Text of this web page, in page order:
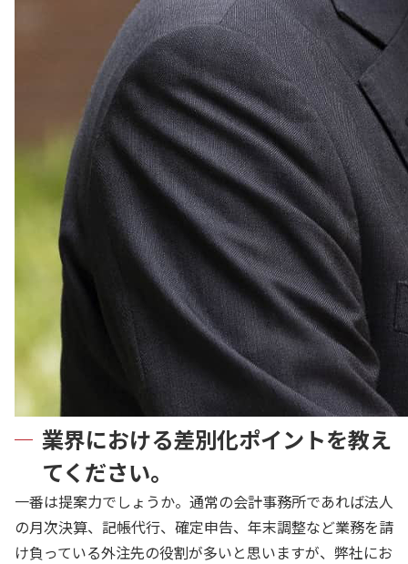
業界における差別化ポイントを教え
てください。
一番は提案力でしょうか。通常の会計事務所であれば法人
の月次決算、記帳代行、確定申告、年末調整など業務を請
け負っている外注先の役割が多いと思いますが、弊社にお